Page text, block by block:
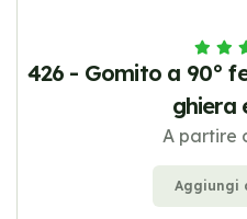
426 - Gomito a 90°
ghiera
A partire
Aggiungi